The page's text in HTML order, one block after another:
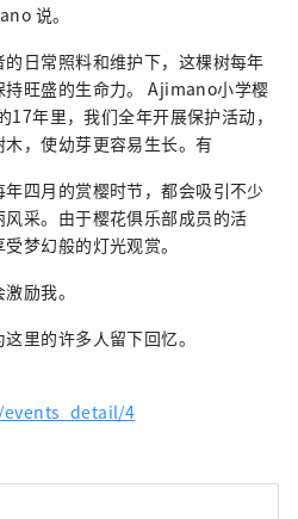
说。
日常照料和维护下，这棵树每年
旺盛的生命力。 Ajimano小学樱
年里，我们全年开展保护活动，
，使幼芽更容易生长。有
四月的赏樱时节，都会吸引不少
采。由于樱花俱乐部成员的活
梦幻般的灯光观赏。
励我。
里的许多人留下回忆。
4